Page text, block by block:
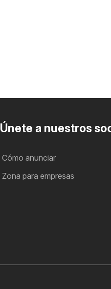
Únete a nuestros
Cómo anunciar
Zona para empresas